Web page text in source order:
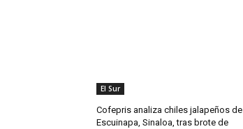
El Sur
Cofepris analiza chiles jalapeños de
Escuinapa, Sinaloa, tras brote de